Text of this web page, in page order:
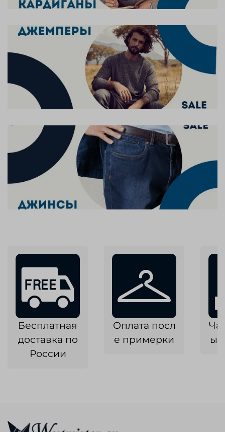
Бесплатная
доставка по
России
Оплата посл
е примерки